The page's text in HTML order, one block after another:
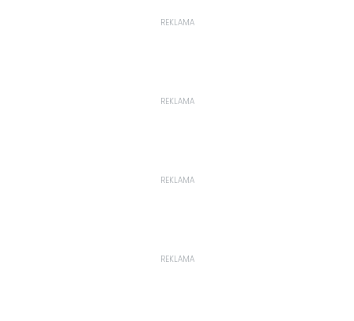
REKLAMA
REKLAMA
REKLAMA
REKLAMA